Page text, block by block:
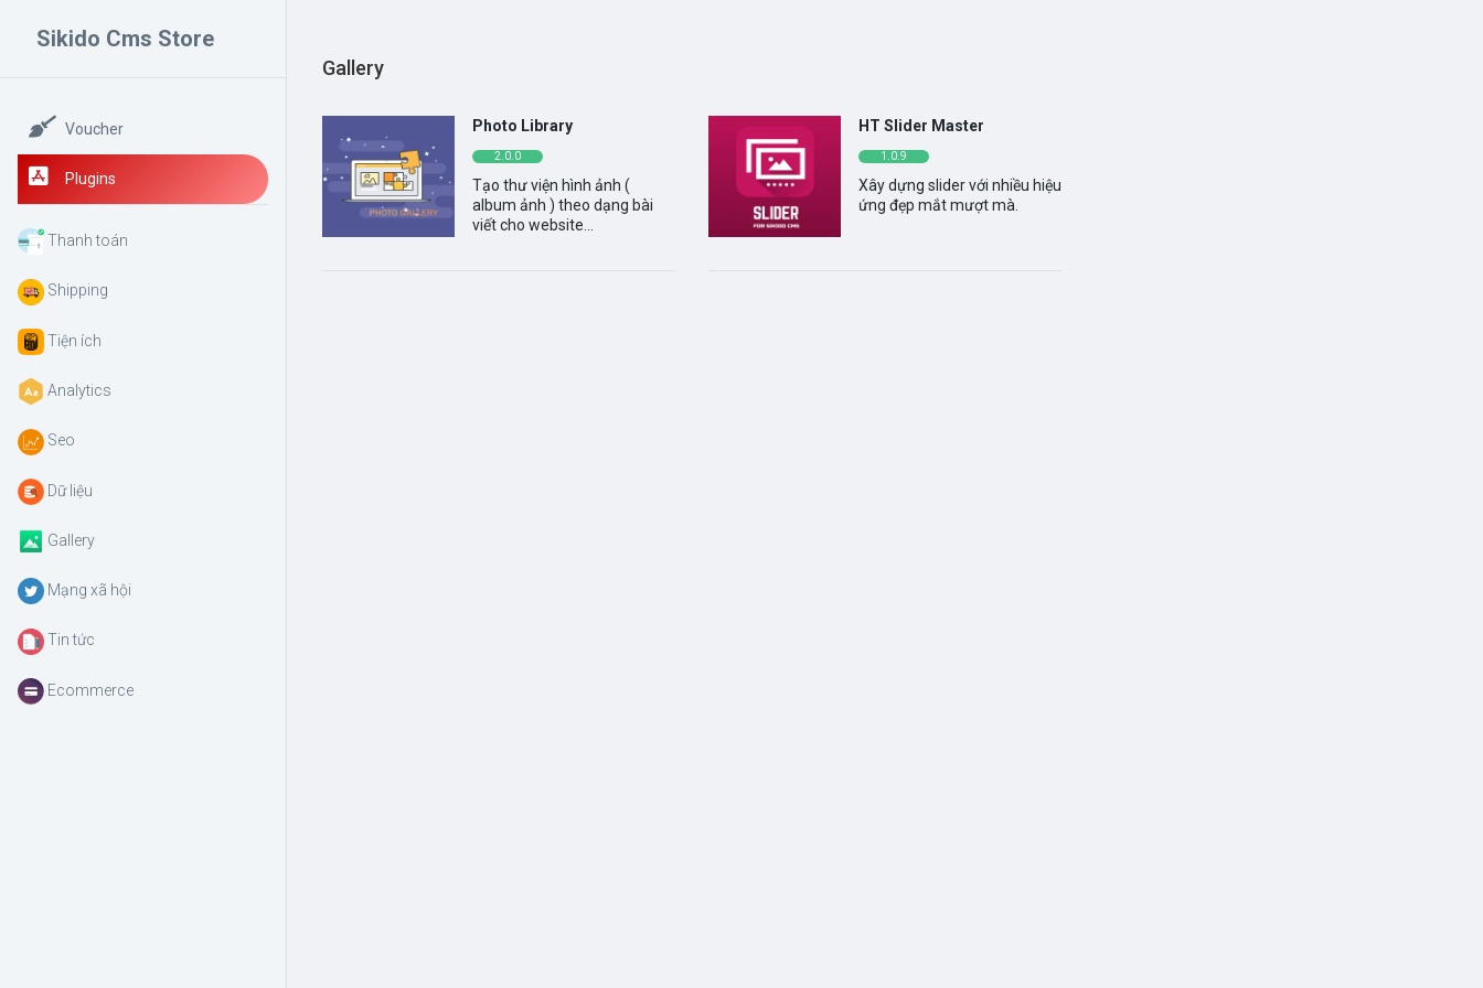
Sikido Cms Store
Voucher
Plugins
Thanh toán
Shipping
Tiện ích
Analytics
Seo
Dữ liệu
Gallery
Mạng xã hội
Tin tức
Ecommerce
Gallery
Photo Library
2.0.0
Tạo thư viện hình ảnh (
album ảnh ) theo dạng bài
viết cho website...
HT Slider Master
1.0.9
Xây dựng slider với nhiều hiệu
ứng đẹp mắt mượt mà.